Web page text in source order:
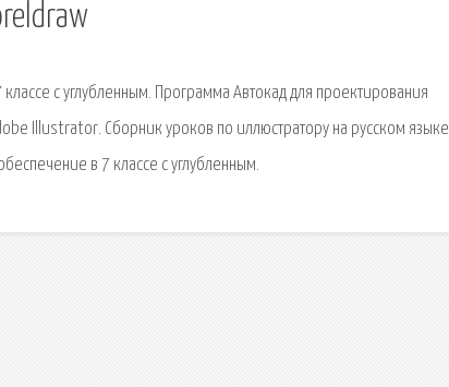
с углубленным. Программа Автокад для проектирования
Illustrator. Сборник уроков по иллюстратору на русском языке
в 7 классе с углубленным.